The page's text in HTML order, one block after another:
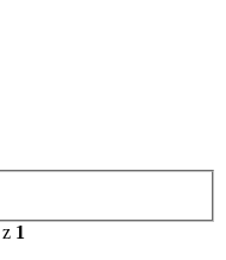
z 1